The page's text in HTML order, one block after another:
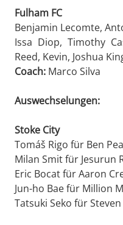
Fulham FC
Benjamin Lecomte,
Issa Diop, Timothy
Reed, Kevin, Joshua
Coach: Marco Silva
Auswechselungen:
Stoke City
Tomáš Rigo für Ben
Milan Smit für Jesurun
Eric Bocat für Aaron
Jun-ho Bae für Million
Tatsuki Seko für